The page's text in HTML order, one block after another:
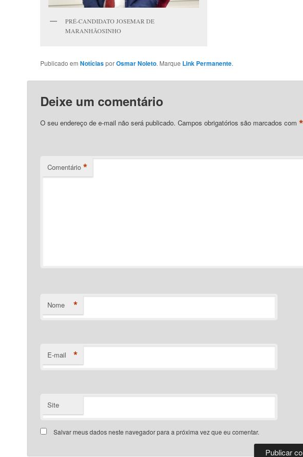
PRÉ-CANDIDATO JOSEMAR DE
MARANHÃOSINHO
Publicado em NotíciasporOsmar Noleto. Marque Link Permanente.
Deixe um comentário
O seu endereço de e-mail não será publicado. Campos obrigatórios são marcados com *
Comentário *
Nome *
E-mail *
Site
Salvar meus dados neste navegador para a próxima vez que eu comentar.